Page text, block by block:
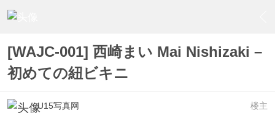
[WAJC-001] 西崎まい Mai Nishizaki –
初めての紐ビキニ
楼主
U15写真网